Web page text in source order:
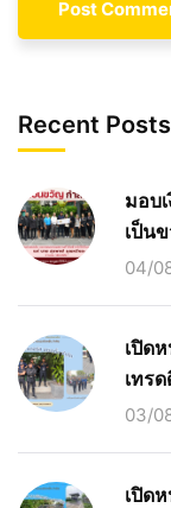
Recent Posts
มอบ
เป็น
04/
เปิด
เทร
03/
เปิด